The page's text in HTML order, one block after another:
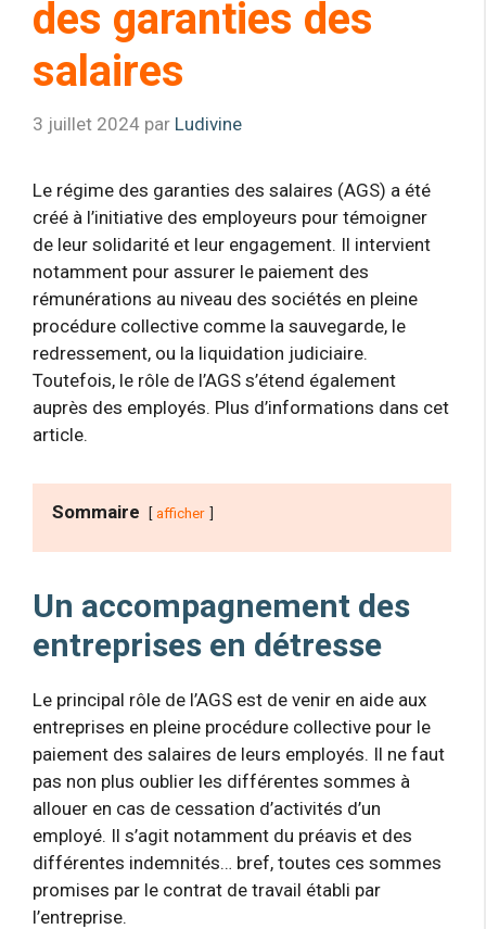
des garanties des
salaires
3 juillet 2024 par Ludivine
Le régime des garanties des salaires (AGS) a été
créé à l’initiative des employeurs pour témoigner
de leur solidarité et leur engagement. Il intervient
notamment pour assurer le paiement des
rémunérations au niveau des sociétés en pleine
procédure collective comme la sauvegarde, le
redressement, ou la liquidation judiciaire.
Toutefois, le rôle de l’AGS s’étend également
auprès des employés. Plus d’informations dans cet
article.
Sommaire afficher
Un accompagnement des
entreprises en détresse
Le principal rôle de l’AGS est de venir en aide aux
entreprises en pleine procédure collective pour le
paiement des salaires de leurs employés. Il ne faut
pas non plus oublier les différentes sommes à
allouer en cas de cessation d’activités d’un
employé. Il s’agit notamment du préavis et des
différentes indemnités… bref, toutes ces sommes
promises par le contrat de travail établi par
l’entreprise.